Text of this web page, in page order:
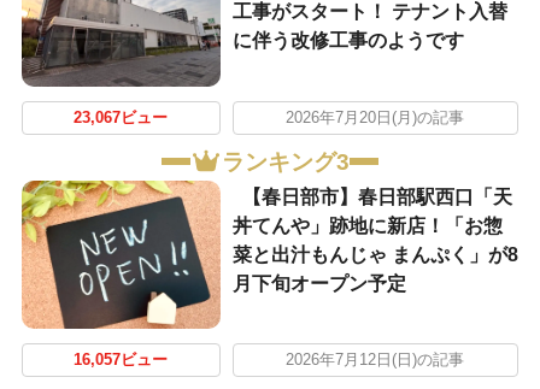
工事がスタート！ テナント入替
に伴う改修工事のようです
23,067ビュー 2026年7月20日(月)の記事
ランキング3
【春日部市】春日部駅西口「天
丼てんや」跡地に新店！「お惣
菜と出汁もんじゃ まんぷく」が8
月下旬オープン予定
16,057ビュー 2026年7月12日(日)の記事